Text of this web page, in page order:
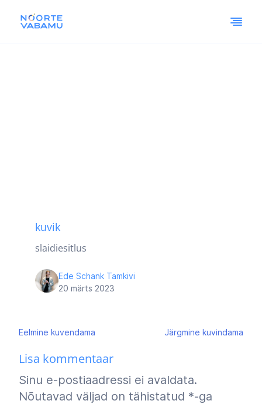
kuvik
slaidiesitlus
Ede Schank Tamkivi
20 märts 2023
Navigeerimine
Eelmine kuvendama Järgmine kuvindama
Lisa kommentaar
Sinu e-postiaadressi ei avaldata.
Nõutavad väljad on tähistatud *-ga